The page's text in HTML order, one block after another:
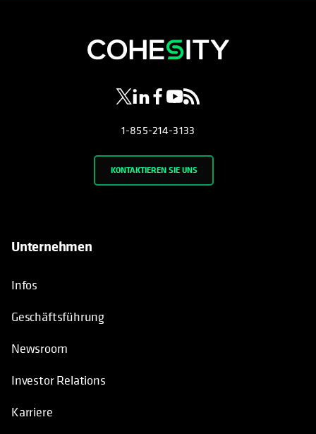
wird in einer neuen Registerkarte
wird in einer neuen Registerkarte
wird in einer neuen
wird in einer neuen
wird in einer neuen
1-855-214-3133
KONTAKTIEREN SIE UNS
Unternehmen
Infos
Geschäftsführung
Newsroom
Investor Relations
Karriere